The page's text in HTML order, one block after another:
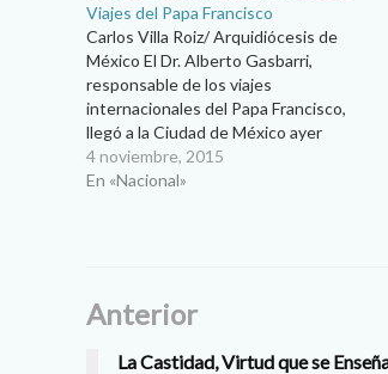
Viajes del Papa Francisco
Carlos Villa Roiz/ Arquidiócesis de
México El Dr. Alberto Gasbarri,
responsable de los viajes
internacionales del Papa Francisco,
llegó a la Ciudad de México ayer
martes por la noche, y fue llevado a la
Nunciatura Apostólica. El motivo de su
4 noviembre, 2015
En «Nacional»
Anterior
La Castidad, Virtud que se